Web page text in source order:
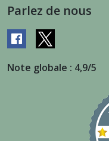
Parlez de nous
Note globale : 4,9/5